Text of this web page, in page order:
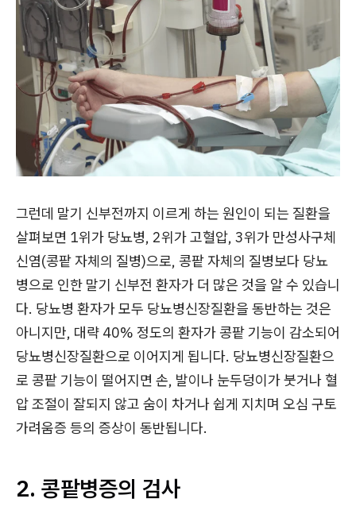
그런데 말기 신부전까지 이르게 하는 원인이 되는 질환을
살펴보면 1위가 당뇨병, 2위가 고혈압, 3위가 만성사구체
신염(콩팥 자체의 질병)으로, 콩팥 자체의 질병보다 당뇨
병으로 인한 말기 신부전 환자가 더 많은 것을 알 수 있습니
다. 당뇨병 환자가 모두 당뇨병신장질환을 동반하는 것은
아니지만, 대략 40% 정도의 환자가 콩팥 기능이 감소되어
당뇨병신장질환으로 이어지게 됩니다. 당뇨병신장질환으
로 콩팥 기능이 떨어지면 손, 발이나 눈두덩이가 붓거나 혈
압 조절이 잘되지 않고 숨이 차거나 쉽게 지치며 오심 구토
가려움증 등의 증상이 동반됩니다.
2. 콩팥병증의 검사